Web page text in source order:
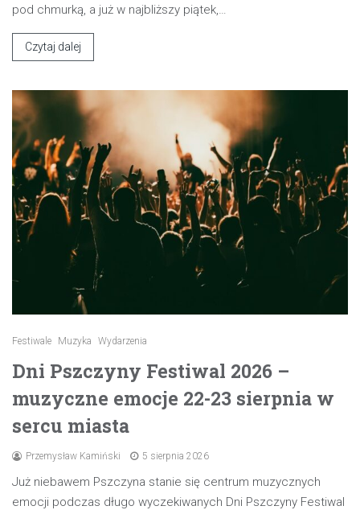
pod chmurką, a już w najbliższy piątek,…
Czytaj dalej
Festiwale Muzyka Wydarzenia
Dni Pszczyny Festiwal 2026 –
muzyczne emocje 22-23 sierpnia w
sercu miasta
Przemysław Kamiński 5 sierpnia 2026
Już niebawem Pszczyna stanie się centrum muzycznych
emocji podczas długo wyczekiwanych Dni Pszczyny Festiwal